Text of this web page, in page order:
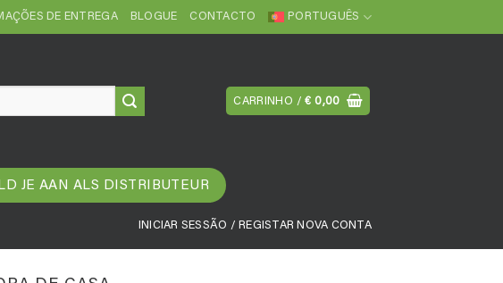
DE ENTREGA BLOGUE CONTACTO PORTUGUÊS
CARRINHO /€ 0,00
JE AAN ALS DISTRIBUTEUR
INICIAR SESSÃO / REGISTAR NOVA CONTA